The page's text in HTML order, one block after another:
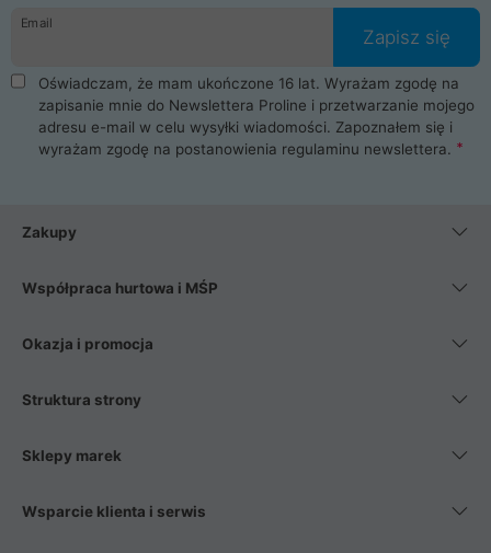
danych osobowych. Dlatego zakup notebooka albo laptopa w
ProLine to czysta przyjemność i pełne bezpieczeństwo.
Zaopatrzysz się u nas w akcesoria i części komputerowe
takie jak procesory, karty graficzne, płyty główne, pamięci,
dyski SSD, M.2 oraz HDD. Nasi pracownicy pomogą Ci wybrać
najlepszy zasilacz komputerowy oraz obudowę do komputera.
Poza komputerami mamy również najlepsze na rynku
Smartfony takich producentów jak Xiaomi, Apple, Samsung i
wentylatory. Na koniec mając już to wszystko, możesz
Email
Zapisz się
Oświadczam, że mam ukończone 16 lat. Wyrażam zgodę na
zapisanie mnie do Newslettera Proline i przetwarzanie mojego
adresu e-mail w celu wysyłki wiadomości. Zapoznałem się i
wyrażam zgodę na postanowienia regulaminu newslettera.
Zakupy
Współpraca hurtowa i MŚP
Okazja i promocja
Struktura strony
Sklepy marek
Wsparcie klienta i serwis